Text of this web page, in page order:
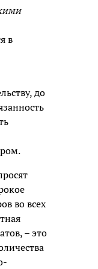
в
до
во всех
– это